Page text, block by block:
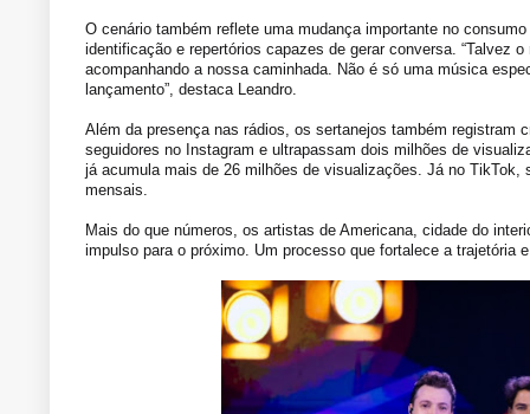
O cenário também reflete uma mudança importante no
identificação e repertórios capazes de gerar conversa. “Talvez
acompanhando a nossa caminhada. Não é só uma música
lançamento”, destaca Leandro.
Além da presença nas rádios, os sertanejos também registram
seguidores no Instagram e ultrapassam dois milhões de
já acumula mais de 26 milhões de visualizações. Já no
mensais.
Mais do que números, os artistas de Americana, cidade do
impulso para o próximo. Um processo que fortalece a trajetória